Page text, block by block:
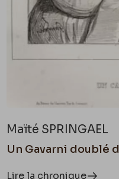
Maïté SPRINGAEL
Un Gavarni doublé
Lire la chronique